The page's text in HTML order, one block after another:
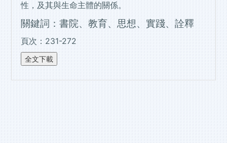
性，及其與生命主體的關係。
關鍵詞：書院、教育、思想、實踐、詮釋
頁次：231-272